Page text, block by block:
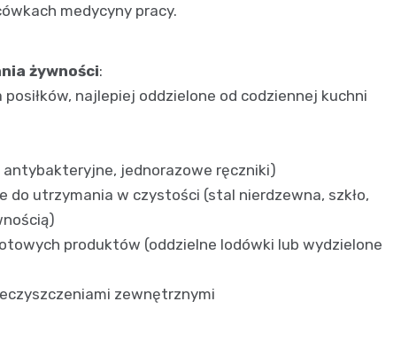
medycyny pracy.
żywności:
najlepiej oddzielone od codziennej kuchni
antybakteryjne, jednorazowe ręczniki)
do utrzymania w czystości (stal nierdzewna, szkło,
produktów (oddzielne lodówki lub wydzielone
zewnętrznymi